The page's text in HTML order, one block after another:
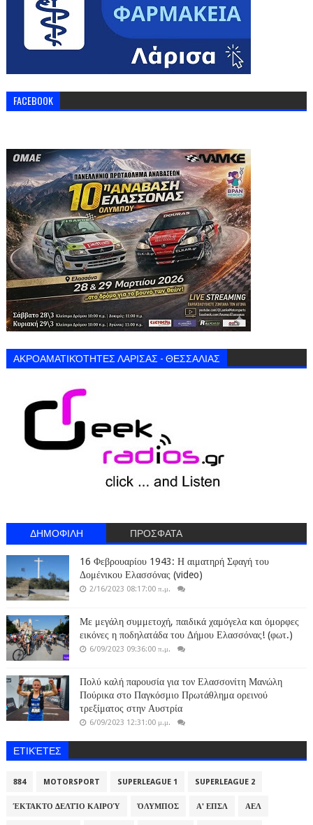
FACEBOOK
ΑΚΡΟΑΜΑΤΙΚΌΤΗΤΕΣ ΛΑΡΙΣΑΣ - ΘΕΣΣΑΛΙΑΣ
ΔΗΜΟΦΙΛΗ ΠΡΟΣΦΑΤΑ
16 Φεβρουαρίου 1943: Η αιματηρή Σφαγή του
Δομένικου Ελασσόνας (video)
2/16/2023 08:17:00 π.μ.
Με μεγάλη συμμετοχή, παιδικά χαμόγελα και όμορφες
εικόνες η ποδηλατάδα του Δήμου Ελασσόνας! (φωτ.)
6/09/2023 09:36:00 π.μ.
Πολύ καλή παρουσία για τον Ελασσονίτη Μανώλη
Πούρικα στο Παγκόσμιο Πρωτάθλημα ορεινού
τρεξίματος στην Αυστρία
6/09/2023 12:31:00 μ.μ.
ΕΤΙΚΈΤΕΣ
884 MOTORSPORT SUPERLEAGUE 1 SUPERLEAGUE 2
ΈΚΤΑΚΤΟ ΔΕΛΤΊΟ ΚΑΙΡΟΎ ΌΛΥΜΠΟΣ Α' ΕΠΣΛ ΑΕΛ